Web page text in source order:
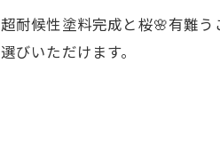
超耐候性塗料完成と桜🌸有難
選びいただけます。